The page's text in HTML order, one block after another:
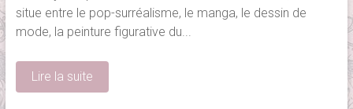
situe entre le pop-surréalisme, le manga, le dessin de
mode, la peinture figurative du...
Lire la suite